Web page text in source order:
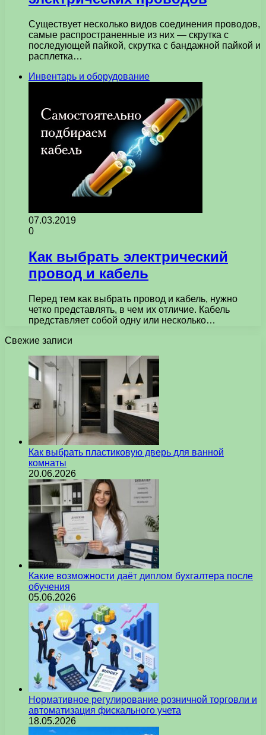
Существует несколько видов соединения проводов,
самые распространенные из них — скрутка с
последующей пайкой, скрутка с бандажной пайкой и
расплетка…
Инвентарь и оборудование
07.03.2019
0
Как выбрать электрический
провод и кабель
Перед тем как выбрать провод и кабель, нужно
четко представлять, в чем их отличие. Кабель
представляет собой одну или несколько…
Свежие записи
Как выбрать пластиковую дверь для ванной
комнаты
20.06.2026
Какие возможности даёт диплом бухгалтера после
обучения
05.06.2026
Нормативное регулирование розничной торговли и
автоматизация фискального учета
18.05.2026